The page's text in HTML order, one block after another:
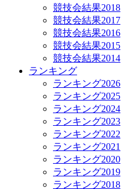
競技会結果2018
競技会結果2017
競技会結果2016
競技会結果2015
競技会結果2014
ランキング
ランキング2026
ランキング2025
ランキング2024
ランキング2023
ランキング2022
ランキング2021
ランキング2020
ランキング2019
ランキング2018